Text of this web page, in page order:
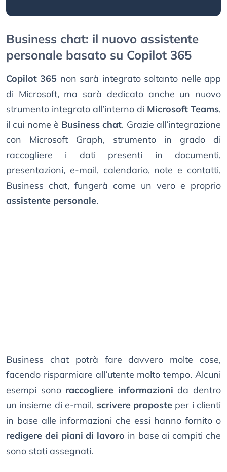
Business chat: il nuovo assistente
personale basato su Copilot 365
Copilot 365 non sarà integrato soltanto nelle app
di Microsoft, ma sarà dedicato anche un nuovo
strumento integrato all’interno di Microsoft Teams,
il cui nome è Business chat. Grazie all’integrazione
con Microsoft Graph, strumento in grado di
raccogliere i dati presenti in documenti,
presentazioni, e-mail, calendario, note e contatti,
Business chat, fungerà come un vero e proprio
assistente personale.
Business chat potrà fare davvero molte cose,
facendo risparmiare all’utente molto tempo. Alcuni
esempi sono raccogliere informazioni da dentro
un insieme di e-mail, scrivere proposteper i clienti
in base alle informazioni che essi hanno fornito o
redigere dei piani di lavoro in base ai compiti che
sono stati assegnati.